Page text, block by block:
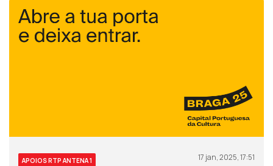
APOIOS RTP ANTENA 1 17 jan, 2025, 17:51